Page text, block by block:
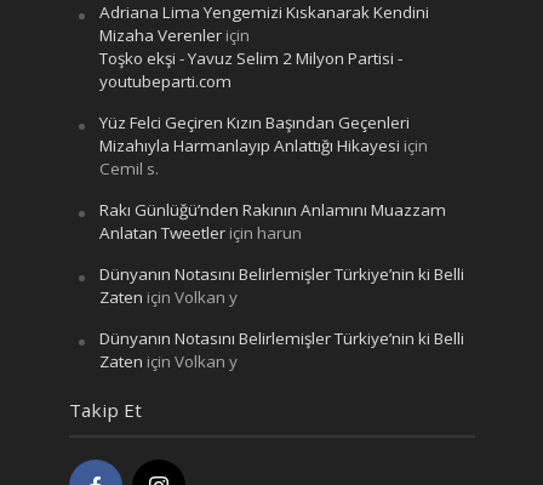
Adriana Lima Yengemizi Kıskanarak Kendini
Mizaha Verenleriçin
Toşko ekşi - Yavuz Selim 2 Milyon Partisi -
youtubeparti.com
Yüz Felci Geçiren Kızın Başından Geçenleri
Mizahıyla Harmanlayıp Anlattığı Hikayesi için
Cemil s.
Rakı Günlüğü’nden Rakının Anlamını Muazzam
Anlatan Tweetleriçin harun
Dünyanın Notasını Belirlemişler Türkiye’nin ki Belli
Zaten için Volkan y
Dünyanın Notasını Belirlemişler Türkiye’nin ki Belli
Zaten için Volkan y
Takip Et